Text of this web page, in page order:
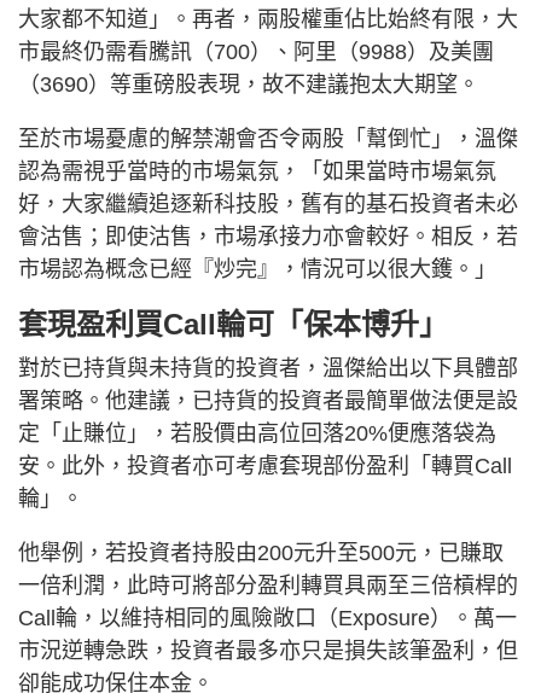
大家都不知道」。再者，兩股權重佔比始終有限，大
市最終仍需看騰訊（700）、阿里（9988）及美團
（3690）等重磅股表現，故不建議抱太大期望。
至於市場憂慮的解禁潮會否令兩股「幫倒忙」，溫傑
認為需視乎當時的市場氣氛，「如果當時市場氣氛
好，大家繼續追逐新科技股，舊有的基石投資者未必
會沽售；即使沽售，市場承接力亦會較好。相反，若
市場認為概念已經『炒完』，情況可以很大鑊。」
套現盈利買Call輪可「保本博升」
對於已持貨與未持貨的投資者，溫傑給出以下具體部
署策略。他建議，已持貨的投資者最簡單做法便是設
定「止賺位」，若股價由高位回落20%便應落袋為
安。此外，投資者亦可考慮套現部份盈利「轉買Call
輪」。
他舉例，若投資者持股由200元升至500元，已賺取
一倍利潤，此時可將部分盈利轉買具兩至三倍槓桿的
Call輪，以維持相同的風險敞口（Exposure）。萬一
市況逆轉急跌，投資者最多亦只是損失該筆盈利，但
卻能成功保住本金。